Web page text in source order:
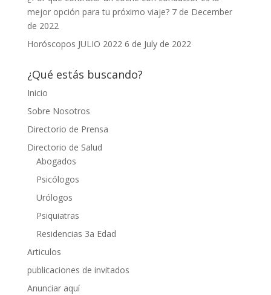
mejor opción para tu próximo viaje? 7 de December
de 2022
Horóscopos JULIO 2022 6 de July de 2022
¿Qué estás buscando?
Inicio
Sobre Nosotros
Directorio de Prensa
Directorio de Salud
Abogados
Psicólogos
Urólogos
Psiquiatras
Residencias 3a Edad
Articulos
publicaciones de invitados
Anunciar aquí